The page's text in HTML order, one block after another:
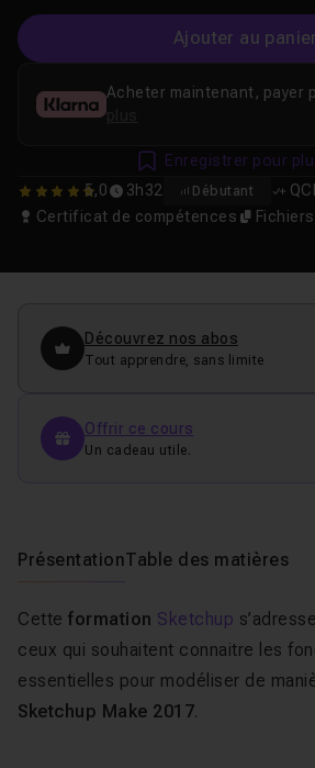
Ajouter au panier
5 5,0 3h32 Débutant
Certificat de compétences
Acheter maintenant, payer
plus
Enregistrer pour
Découvrez nos abos
Tout apprendre, sans limite
Offrir ce cours
Un cadeau utile.
PrésentationTable des matières
Cette formation Sketchup
ceux qui souhaitent connaitre les
essentielles pour modéliser de
Sketchup Make 2017.